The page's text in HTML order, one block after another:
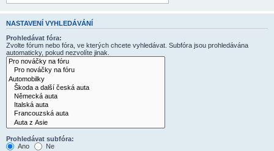
NASTAVENÍ VYHLEDÁVÁNÍ
Prohledávat fóra:
Zvolte fórum nebo fóra, ve kterých chcete vyhledávat. Subfóra jsou prohledávána
automaticky, pokud nezvolíte jinak.
Prohledávat subfóra:
Ano
Ne